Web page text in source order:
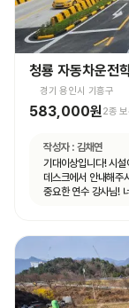
청룡 자동차운전
경기 용인시 기흥구
583,000원2종
작성자 : 김채연
기대이상입니다! 시
데스크에서 안내해주
중요한 연수 강사님!